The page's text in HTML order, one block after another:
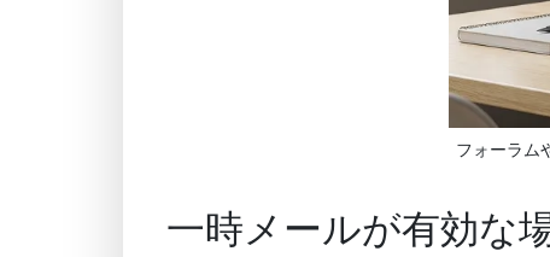
フォーラム
一時メールが有効な